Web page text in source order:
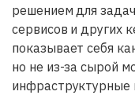
решением для
сервисов и других
показывает себя
но не из-за сырой
инфраструктурные